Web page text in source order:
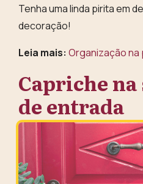
Tenha uma linda pirita em
decoração!
Leia mais: Organização na
Capriche
de entrada